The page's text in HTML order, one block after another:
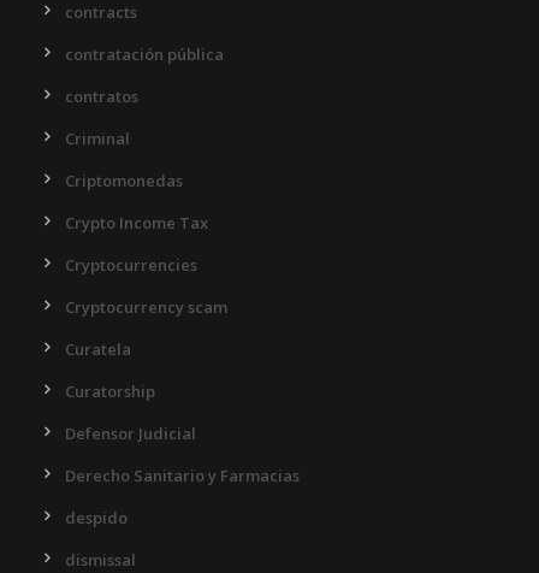
contracts
contratación pública
contratos
Criminal
Criptomonedas
Crypto Income Tax
Cryptocurrencies
Cryptocurrency scam
Curatela
Curatorship
Defensor Judicial
Derecho Sanitario y Farmacias
despido
dismissal